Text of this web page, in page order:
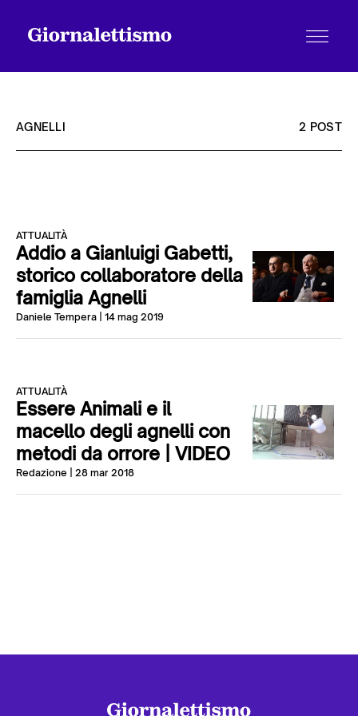
Chi siamo
Contatti
AGNELLI 2 POST
ATTUALITÀ
Addio a Gianluigi Gabetti,
storico collaboratore della
famiglia Agnelli
Daniele Tempera | 14 mag 2019
ATTUALITÀ
Essere Animali e il
macello degli agnelli con
metodi da orrore | VIDEO
Redazione | 28 mar 2018